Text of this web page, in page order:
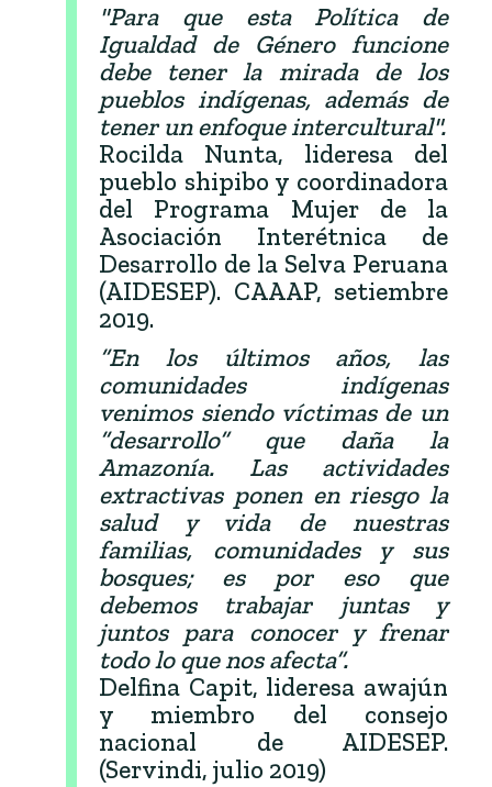
"Para que esta Política de
Igualdad de Género funcione
debe tener la mirada de los
pueblos indígenas, además de
tener un enfoque intercultural".
Rocilda Nunta, lideresa del
pueblo shipibo y coordinadora
del Programa Mujer de la
Asociación Interétnica de
Desarrollo de la Selva Peruana
(AIDESEP). CAAAP, setiembre
2019.
“En los últimos años, las
comunidades indígenas
venimos siendo víctimas de un
“desarrollo” que daña la
Amazonía. Las actividades
extractivas ponen en riesgo la
salud y vida de nuestras
familias, comunidades y sus
bosques; es por eso que
debemos trabajar juntas y
juntos para conocer y frenar
todo lo que nos afecta”.
Delfina Capit, lideresa awajún
y miembro del consejo
nacional de AIDESEP.
(Servindi, julio 2019)